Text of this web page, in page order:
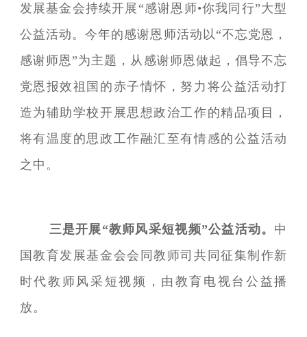
发展基金会持续开展“感谢恩师•你我同行”大型
公益活动。今年的感谢恩师活动以“不忘党恩，
感谢师恩”为主题，从感谢师恩做起，倡导不忘
党恩报效祖国的赤子情怀，努力将公益活动打
造为辅助学校开展思想政治工作的精品项目，
将有温度的思政工作融汇至有情感的公益活动
之中。
三是开展“教师风采短视频”公益活动。 中
国教育发展基金会会同教师司共同征集制作新
时代教师风采短视频，由教育电视台公益播
放。